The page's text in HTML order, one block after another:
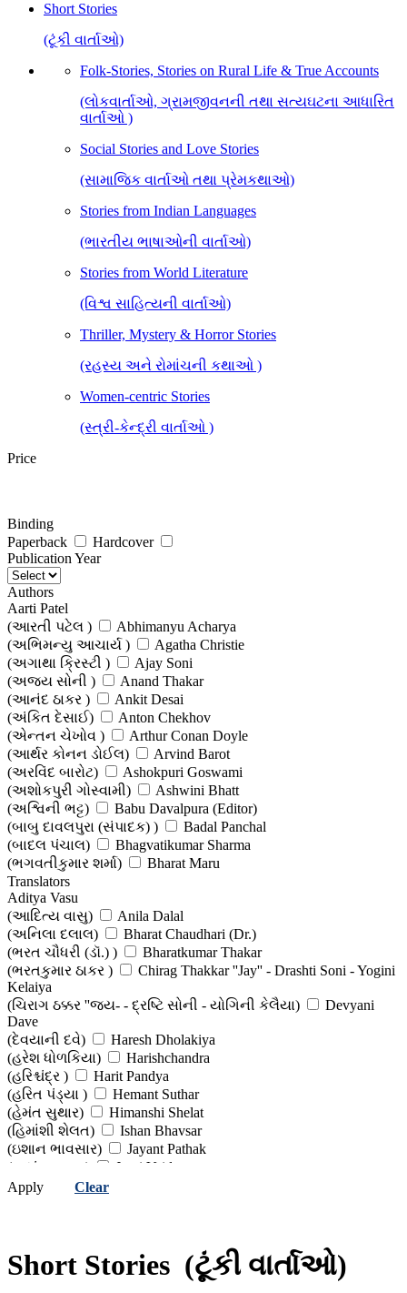
Short Stories
(ટૂંકી વાર્તાઓ)
Folk-Stories, Stories on Rural Life & True Accounts
(લોકવાર્તાઓ, ગ્રામજીવનની તથા સત્યઘટના આધારિત
વાર્તાઓ )
Social Stories and Love Stories
(સામાજિક વાર્તાઓ તથા પ્રેમકથાઓ)
Stories from Indian Languages
(ભારતીય ભાષાઓની વાર્તાઓ)
Stories from World Literature
(વિશ્વ સાહિત્યની વાર્તાઓ)
Thriller, Mystery & Horror Stories
(રહસ્ય અને રોમાંચની કથાઓ )
Women-centric Stories
(સ્ત્રી-કેન્દ્રી વાર્તાઓ )
Price
Binding
Paperback
Hardcover
Publication Year
Authors
Aarti Patel
(આરતી પટેલ )
Abhimanyu Acharya
(અભિમન્યુ આચાર્ય )
Agatha Christie
(અગાથા ક્રિસ્ટી )
Ajay Soni
(અજય સોની )
Anand Thakar
(આનંદ ઠાકર )
Ankit Desai
(અંકિત દેસાઈ)
Anton Chekhov
(એન્તન ચેખોવ )
Arthur Conan Doyle
(આર્થર કોનન ડોઈલ)
Arvind Barot
(અરવિંદ બારોટ)
Ashokpuri Goswami
(અશોકપુરી ગોસ્વામી)
Ashwini Bhatt
(અશ્વિની ભટ્ટ)
Babu Davalpura (Editor)
(બાબુ દાવલપુરા (સંપાદક) )
Badal Panchal
(બાદલ પંચાલ)
Bhagvatikumar Sharma
(ભગવતીકુમાર શર્મા)
Bharat Maru
(ભરત મારુ)
()
Bindu Bhatt
(બિંદુ ભટ્ટ )
Chandrakant Bakshi
(ચંદ્રકાંત બક્ષી)
Charles Dickens
(ચાર્લ્સ ડિકન્સ)
Chinu Modi
(ચિનુ મોદી )
Chirag Vithalani
(ચિરાગ વિઠલાણી )
(ચુનીલાલ મડિયા )
Daksha Patel (Editor)
(દક્ષા પટેલ (સંપાદક))
(દલપત ચૌહાણ)
Dashrath Parmar
(દશરથ પરમાર )
Devangi Bhatt
(દેવાંગી ભટ્ટ )
Devshankar Mehta
(દેવશંકર મહેતા )
Dharmendra Trivedi
(ધર્મેન્દ્ર ત્રિવેદી )
Dhirubahen Patel
(ધીરુબહેન પટેલ)
Dhruv Bhatt
(ધ્રુવ ભટ્ટ)
Dhruv Prajapati (Editor)
(ધૂમકેતુ)
Dinkar Joshi
(એડગર એલન પો)
Edited Work
Ernest Hemingway
Translators
Aditya Vasu
(આદિત્ય વાસુ)
Anila Dalal
(અનિલા દલાલ)
Bharat Chaudhari (Dr.)
(ભરત ચૌધરી (ડૉ.) )
Bharatkumar Thakar
(ભરતકુમાર ઠાકર )
Chirag Thakkar ''Jay'' - Drashti Soni - Yogini
Kelaiya
(ચિરાગ ઠક્કર ''જય- - દ્રષ્ટિ સોની - યોગિની કેલૈયા)
Devyani
Dave
(દેવયાની દવે)
Haresh Dholakiya
(હરેશ ધોળકિયા)
Harishchandra
(હરિશ્ચંદ્ર )
Harit Pandya
(હરિત પંડ્યા )
Hemant Suthar
(હેમંત સુથાર)
Himanshi Shelat
(હિમાંશી શેલત)
Ishan Bhavsar
(ઇશાન ભાવસાર)
Jayant Pathak
(જયંત પાઠક )
Jyoti Vaidya
(જ્યોતિ વૈદ્ય )
(મફતલાલ પટેલ (ડૉ.))
Manasi Kakadia Sodha
(માનસી કાકડિયા સોઢા)
Meera Bharatkumar Shah
Apply Clear
Short Stories (ટૂંકી વાર્તાઓ)